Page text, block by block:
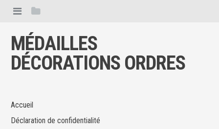
MÉDAILLES
DÉCORATIONS ORDRES
Accueil
Déclaration de confidentialité